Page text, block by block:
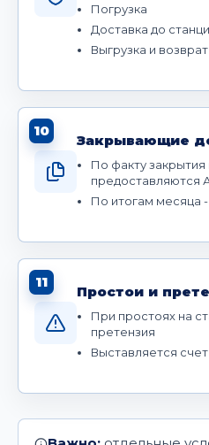
Погрузка
Доставка до
Выгрузка и
10
Закрывающие
По факту закрытия
предоставляются
По итогам месяца -
11
Простои и
При простоях на
претензия
Выставляется